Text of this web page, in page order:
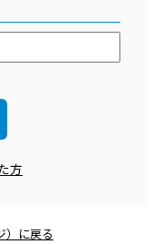
方
）に戻る